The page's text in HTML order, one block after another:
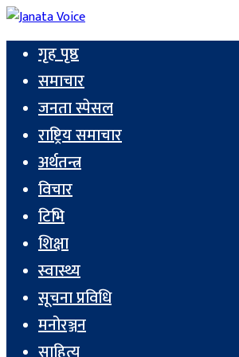
गृह पृष्ठ
समाचार
जनता स्पेसल
राष्ट्रिय समाचार
अर्थतन्त्र
विचार
टिभि
शिक्षा
स्वास्थ्य
सूचना प्रविधि
मनोरञ्जन